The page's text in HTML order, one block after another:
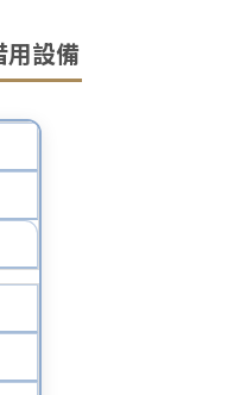
用設備